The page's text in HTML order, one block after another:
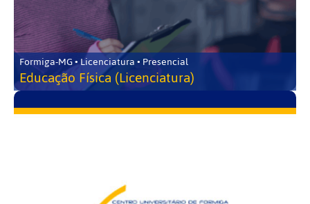
Formiga-MG • Licenciatura • Presencial
Educação Física (Licenciatura)